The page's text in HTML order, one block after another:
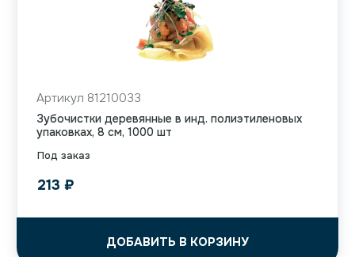
Под заказ
Артикул 81210033
Зубочистки деревянные в инд. полиэтиленовых
упаковках, 8 см, 1000 шт
213 ₽
ДОБАВИТЬ В КОРЗИНУ